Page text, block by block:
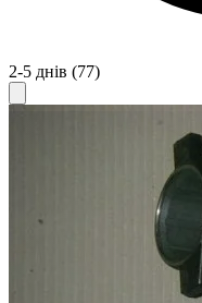
2-5 днів (77)